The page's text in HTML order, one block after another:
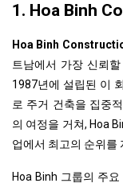
1. Hoa Binh
Hoa Binh
트남에서 가장 신뢰
1987년에 설립된 이
로 주거 건축을 집중
의 여정을 거쳐, Hoa
업에서 최고의 순위를
Hoa Binh 그룹의 주